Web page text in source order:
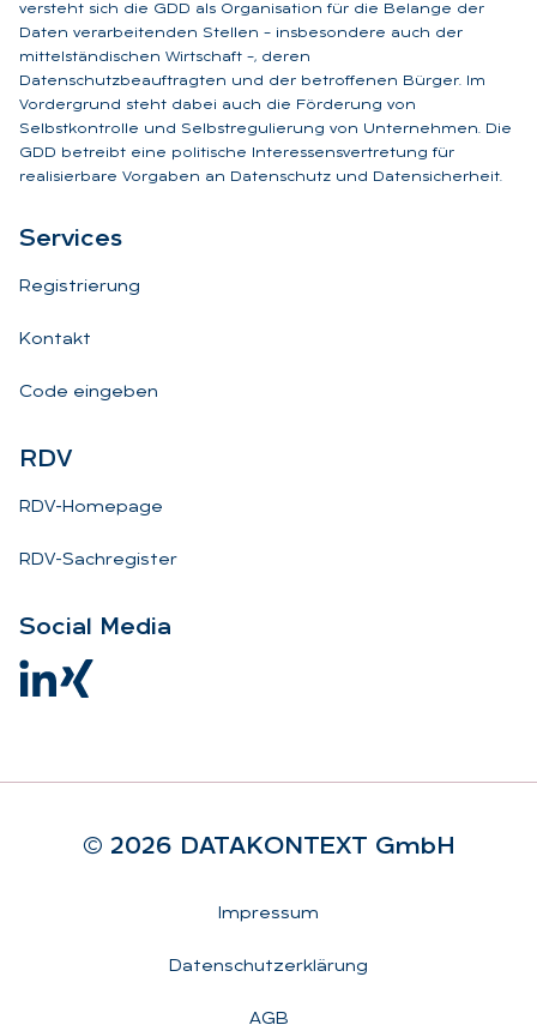
versteht sich die GDD als Organisation für die Belange der
Daten verarbeitenden Stellen – insbesondere auch der
mittelständischen Wirtschaft –, deren
Datenschutzbeauftragten und der betroffenen Bürger. Im
Vordergrund steht dabei auch die Förderung von
Selbstkontrolle und Selbstregulierung von Unternehmen. Die
GDD betreibt eine politische Interessensvertretung für
realisierbare Vorgaben an Datenschutz und Datensicherheit.
Ser­vices
Registrierung
Kontakt
Code eingeben
RDV
RDV-Homepage
RDV-Sachregister
So­ci­al Me­dia
© 2026 DA­TA­KON­TEXT GmbH
Impressum
Datenschutzerklärung
AGB